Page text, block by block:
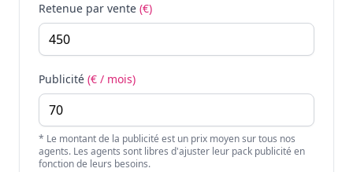
Retenue par vente (€)
Publicité (€ / mois)
* Le montant de la publicité est un prix moyen sur tous nos
agents. Les agents sont libres d'ajuster leur pack publicité en
fonction de leurs besoins.